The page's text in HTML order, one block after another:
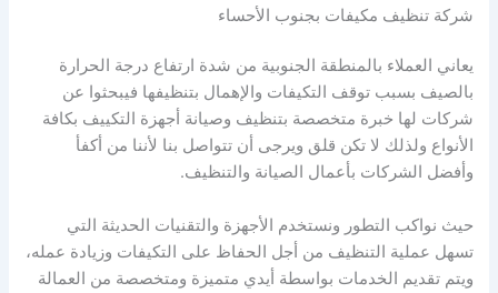
شركة تنظيف مكيفات بجنوب الأحساء
يعاني العملاء بالمنطقة الجنوبية من شدة ارتفاع درجة الحرارة
بالصيف بسبب توقف التكيفات والإهمال بتنظيفها فيبحثوا عن
شركات لها خبرة متخصصة بتنظيف وصيانة أجهزة التكييف بكافة
الأنواع ولذلك لا تكن قلق ويرجى أن تتواصل بنا لأننا من أكفأ
وأفضل الشركات بأعمال الصيانة والتنظيف.
حيث نواكب التطور ونستخدم الأجهزة والتقنيات الحديثة التي
تسهل عملية التنظيف من أجل الحفاظ على التكيفات وزيادة عمله،
ويتم تقديم الخدمات بواسطة أيدي متميزة ومتخصصة من العمالة